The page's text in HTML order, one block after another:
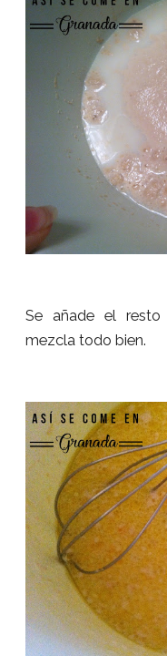
Se añade el
mezcla todo bien.